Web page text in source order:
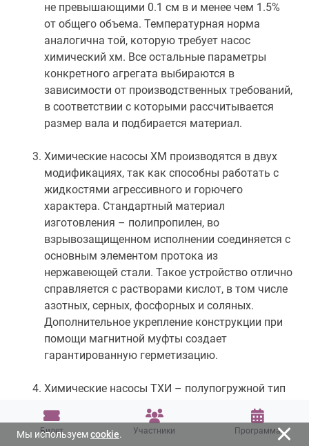
не превышающими 0.1 см в и менее чем 1.5%
от общего объема. Температурная норма
аналогична той, которую требует насос
химический хм. Все остальные параметры
конкретного агрегата выбираются в
зависимости от производственных требований,
в соответствии с которыми рассчитывается
размер вала и подбирается материал.
Химические насосы ХМ производятся в двух
модификациях, так как способны работать с
жидкостями агрессивного и горючего
характера. Стандартный материал
изготовления – полипропилен, во
взрывозащищенном исполнении соединяется с
основным элементом протока из
нержавеющей стали. Такое устройство отлично
справляется с растворами кислот, в том числе
азотных, серных, фосфорных и соляных.
Дополнительное укрепление конструкции при
помощи магнитной муфты создает
гарантированную герметизацию.
Химические насосы ТХИ – полупогружной тип
расположением опор. Используется для
откачки жидкостей с вязкостью до 1300 кг/м³
Билет Участники Программа
Мы используемcookie.